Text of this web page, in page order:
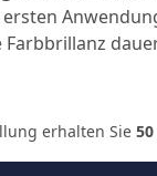
erhalten Sie